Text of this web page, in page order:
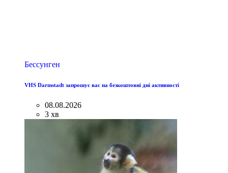
Бессунген
VHS Darmstadt запрошує вас на безкоштовні дні активності
08.08.2026
3 хв